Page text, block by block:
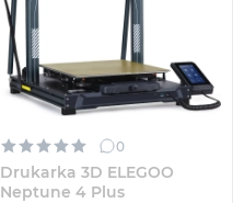
0
Drukarka 3D ELEGOO
Neptune 4 Plus